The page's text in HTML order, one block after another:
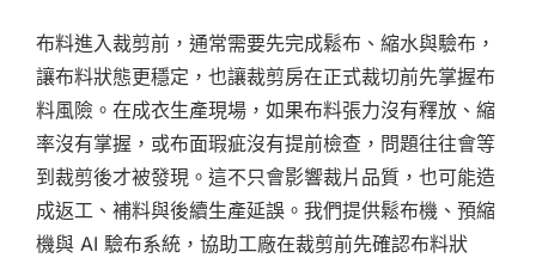
布料進入裁剪前，通常需要先完成鬆布、縮水與驗布，
讓布料狀態更穩定，也讓裁剪房在正式裁切前先掌握布
料風險。在成衣生產現場，如果布料張力沒有釋放、縮
率沒有掌握，或布面瑕疵沒有提前檢查，問題往往會等
到裁剪後才被發現。這不只會影響裁片品質，也可能造
成返工、補料與後續生產延誤。我們提供鬆布機、預縮
機與 AI 驗布系統，協助工廠在裁剪前先確認布料狀